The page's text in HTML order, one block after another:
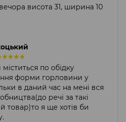
висота 31, ширина 10
по обідку
форми горловини у
в даний час на мені вся
речі за такі
товар)то я ще хотів би